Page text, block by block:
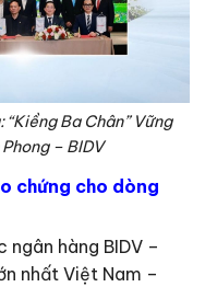
Ba Chân” Vững
– BIDV
chứng cho dòng
ngân hàng BIDV –
nhất Việt Nam –